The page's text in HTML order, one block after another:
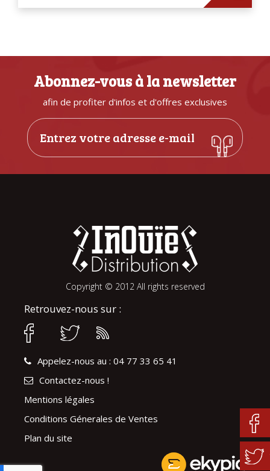
Abonnez-vous à la newsletter
afin de profiter d'infos et d'offres exclusives
Copyright © 2012 All rights reserved
Retrouvez-nous sur :
Appelez-nous au : 04 77 33 65 41
Contactez-nous !
Mentions légales
Conditions Génerales de Ventes
Plan du site